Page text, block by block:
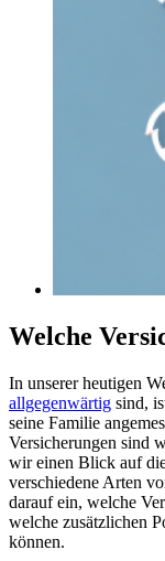
Welche
In unserer heutigen
allgegenwärtig sind,
seine Familie
Versicherungen sind
wir einen Blick auf
verschiedene Arten
darauf ein, welche
welche zusätzlichen
können.